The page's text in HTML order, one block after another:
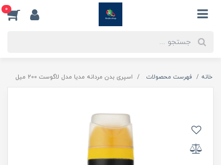
0
خانه فهرست محصولات اسپری بدن مردانه مدیا مدل لاگوست 200 میل